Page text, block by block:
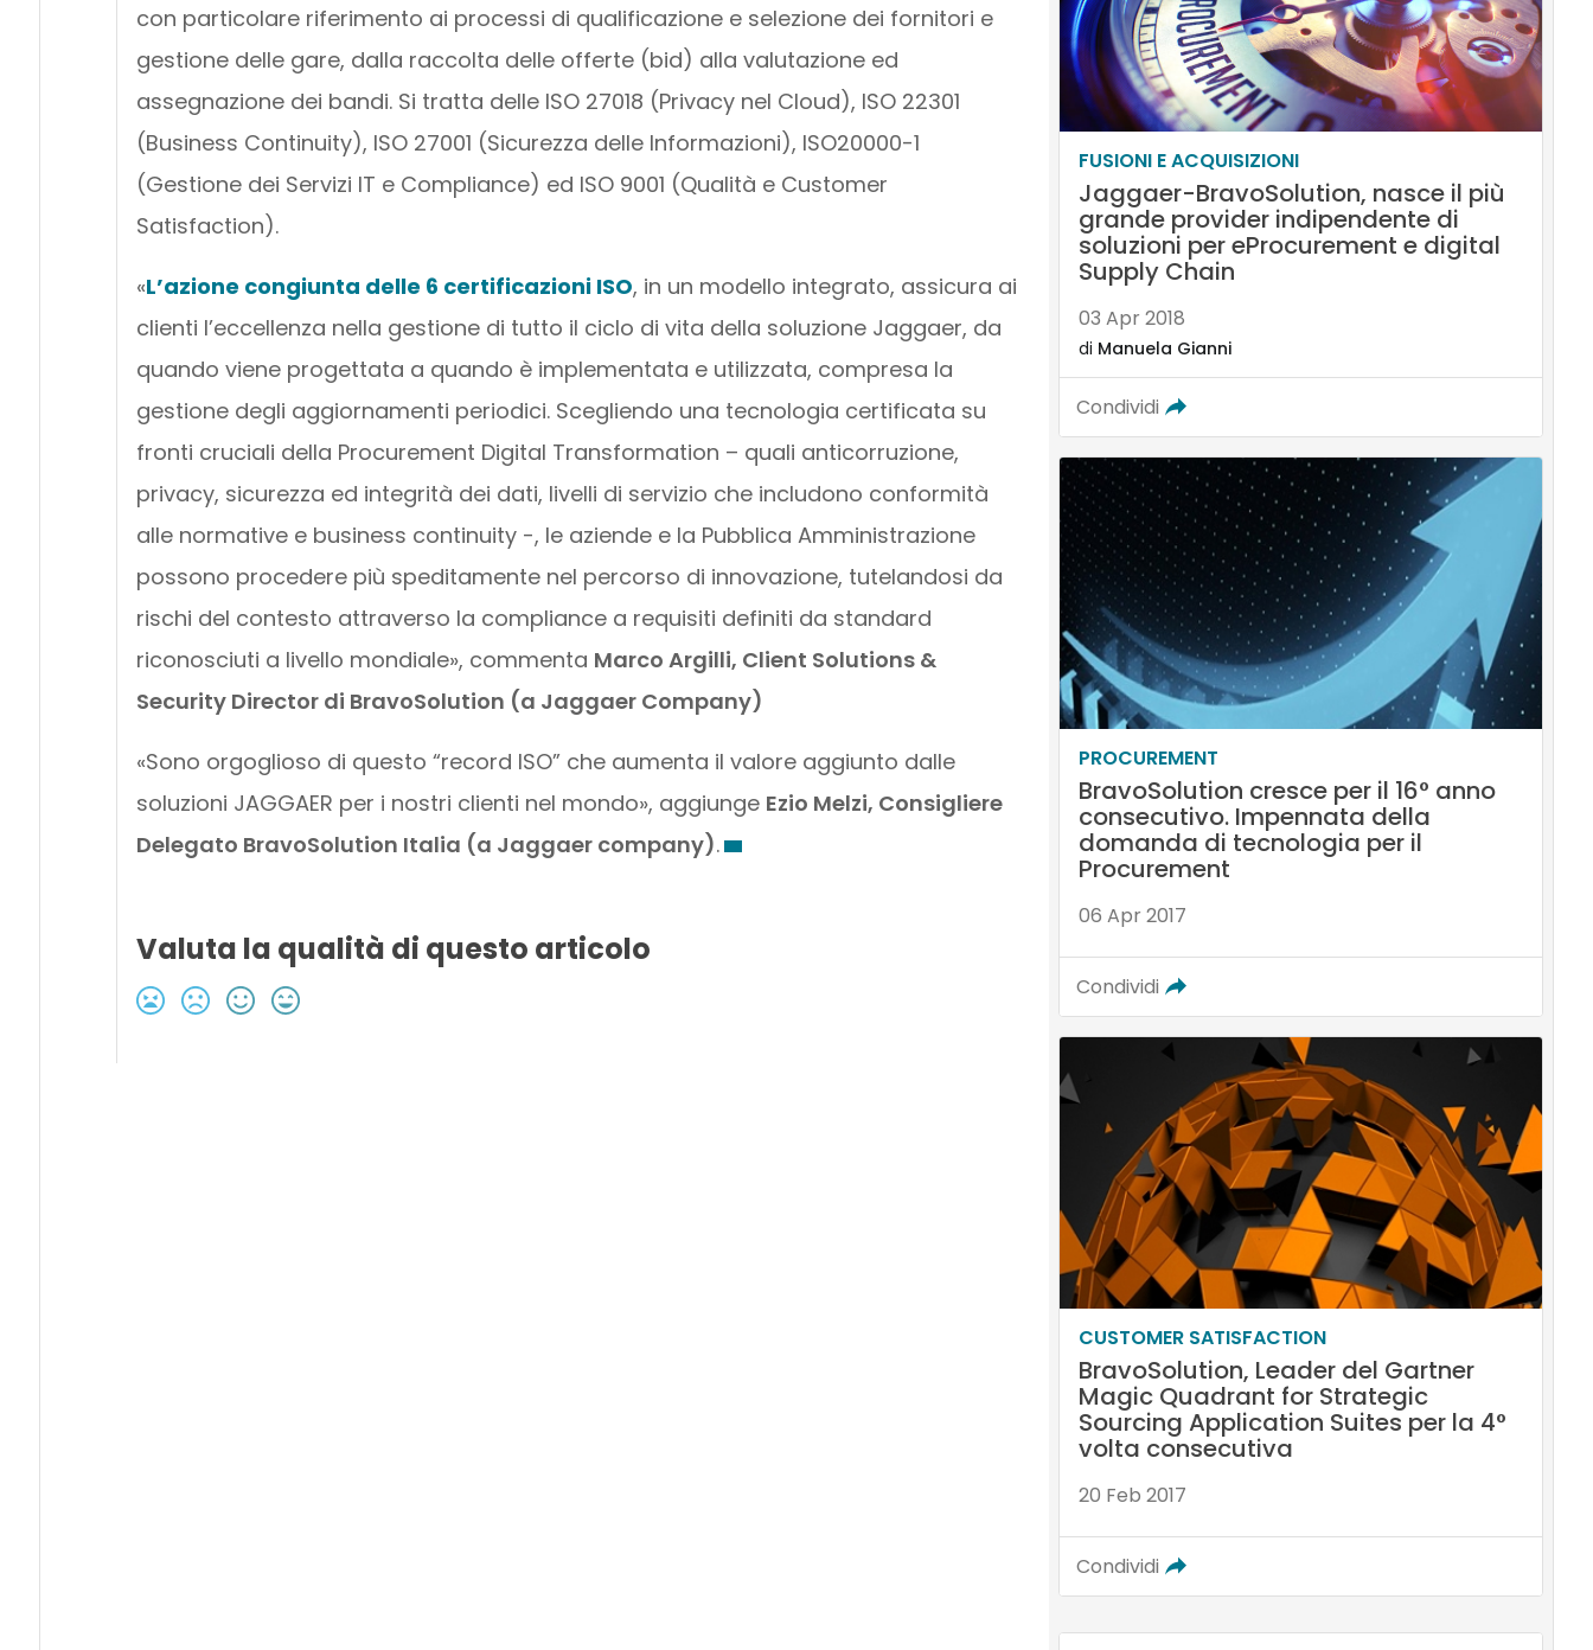
con particolare riferimento ai processi di qualificazione e selezione dei fornitori e
gestione delle gare, dalla raccolta delle offerte (bid) alla valutazione ed
assegnazione dei bandi. Si tratta delle ISO 27018 (Privacy nel Cloud), ISO 22301
(Business Continuity), ISO 27001 (Sicurezza delle Informazioni), ISO20000-1
(Gestione dei Servizi IT e Compliance) ed ISO 9001 (Qualità e Customer
Satisfaction).
«L’azione congiunta delle 6 certificazioni ISO, in un modello integrato, assicura ai
clienti l’eccellenza nella gestione di tutto il ciclo di vita della soluzione Jaggaer, da
quando viene progettata a quando è implementata e utilizzata, compresa la
gestione degli aggiornamenti periodici. Scegliendo una tecnologia certificata su
fronti cruciali della Procurement Digital Transformation – quali anticorruzione,
privacy, sicurezza ed integrità dei dati, livelli di servizio che includono conformità
alle normative e business continuity -, le aziende e la Pubblica Amministrazione
possono procedere più speditamente nel percorso di innovazione, tutelandosi da
rischi del contesto attraverso la compliance a requisiti definiti da standard
riconosciuti a livello mondiale», commenta Marco Argilli, Client Solutions &
Security Director di BravoSolution (a Jaggaer Company)
«Sono orgoglioso di questo “record ISO” che aumenta il valore aggiunto dalle
soluzioni JAGGAER per i nostri clienti nel mondo», aggiunge Ezio Melzi, Consigliere
Delegato BravoSolution Italia (a Jaggaer company).
Valuta la qualità di questo articolo
FUSIONI E ACQUISIZIONI
Jaggaer-BravoSolution, nasce il più
grande provider indipendente di
soluzioni per eProcurement e digital
Supply Chain
03 Apr 2018
di Manuela Gianni
Condividi
PROCUREMENT
BravoSolution cresce per il 16° anno
consecutivo. Impennata della
domanda di tecnologia per il
Procurement
06 Apr 2017
Condividi
CUSTOMER SATISFACTION
BravoSolution, Leader del Gartner
Magic Quadrant for Strategic
Sourcing Application Suites per la 4°
volta consecutiva
20 Feb 2017
Condividi